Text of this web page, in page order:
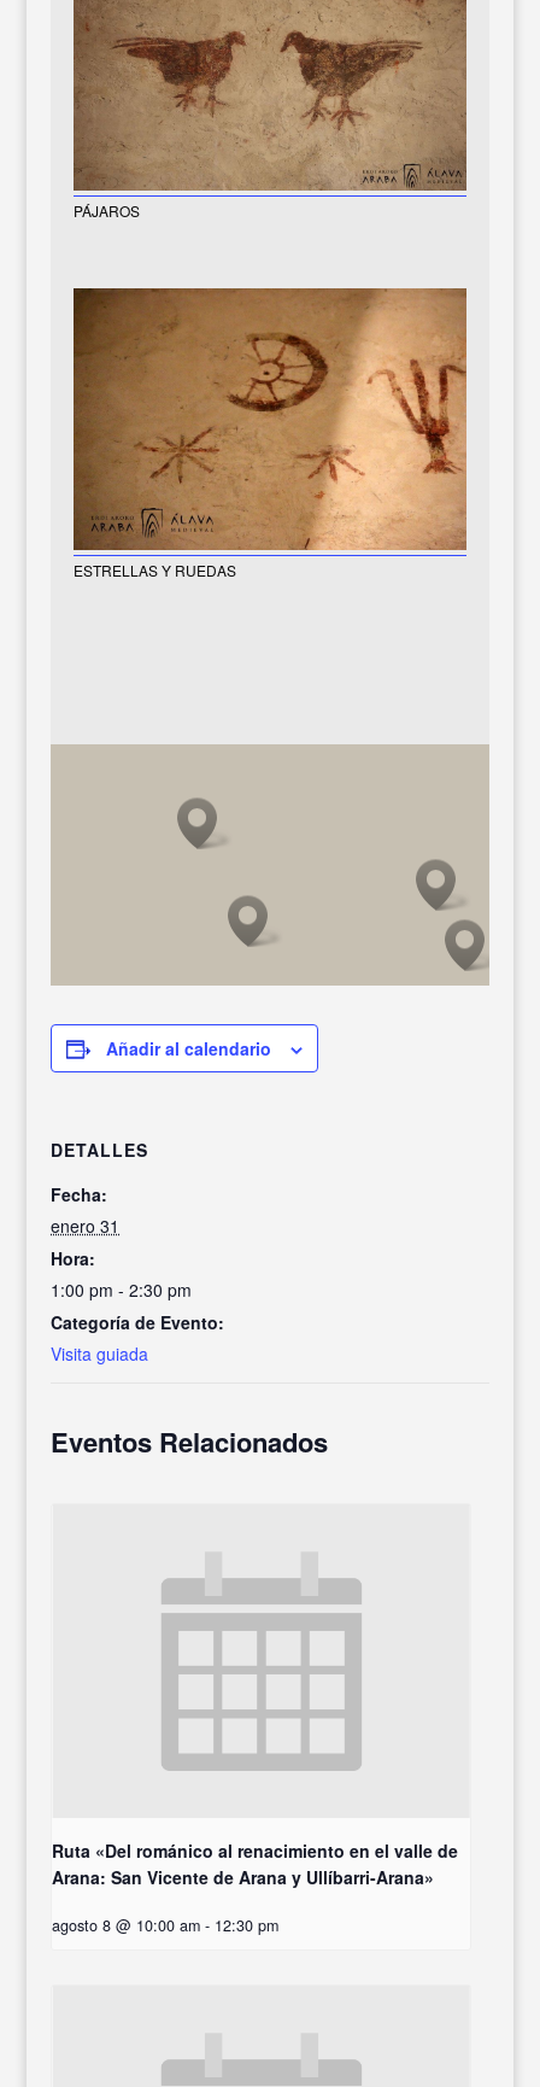
PÁJAROS
ESTRELLAS Y RUEDAS
Añadir al calendario
DETALLES
Fecha:
enero 31
Hora:
1:00 pm - 2:30 pm
Categoría de Evento:
Visita guiada
Eventos Relacionados
Ruta «Del románico al renacimiento en el valle de
Arana: San Vicente de Arana y Ullíbarri-Arana»
agosto 8 @ 10:00 am - 12:30 pm